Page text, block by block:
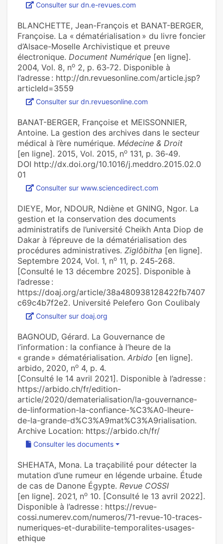
Consulter sur dn.e-revues.com
BLANCHETTE, Jean-François et BANAT-BERGER,
Françoise. La « dématérialisation » du livre foncier
d’Alsace-Moselle Archivistique et preuve
électronique. Document Numérique [en ligne].
2004, Vol. 8, no 2, p. 63‑72. Disponible à
l’adresse : http://dn.revuesonline.com/article.jsp?
articleId=3559
Consulter sur dn.revuesonline.com
BANAT-BERGER, Françoise et MEISSONNIER,
Antoine. La gestion des archives dans le secteur
médical à l’ère numérique. Médecine & Droit
[en ligne]. 2015, Vol. 2015, no 131, p. 36‑49.
DOI http://dx.doi.org/10.1016/j.meddro.2015.02.0
01
Consulter sur www.sciencedirect.com
DIEYE, Mor, NDOUR, Ndiène et GNING, Ngor. La
gestion et la conservation des documents
administratifs de l’université Cheikh Anta Diop de
Dakar à l’épreuve de la dématérialisation des
procédures administratives. Ziglôbitha [en ligne].
Septembre 2024, Vol. 1, no 11, p. 245‑268.
[Consulté le 13 décembre 2025]. Disponible à
l’adresse :
https://doaj.org/article/38a480938128422fb7407
c69c4b7f2e2. Université Pelefero Gon Coulibaly
Consulter sur doaj.org
BAGNOUD, Gérard. La Gouvernance de
l’information : la confiance à l’heure de la
« grande » dématérialisation. Arbido [en ligne].
arbido, 2020, no 4, p. 4.
[Consulté le 14 avril 2021]. Disponible à l’adresse :
https://arbido.ch/fr/edition-
article/2020/dematerialisation/la-gouvernance-
de-linformation-la-confiance-%C3%A0-lheure-
de-la-grande-d%C3%A9mat%C3%A9rialisation.
Archive Location: https://arbido.ch/fr/
Consulter les documents
SHEHATA, Mona. La traçabilité pour détecter la
mutation d’une rumeur en légende urbaine. Étude
de cas de Danone Égypte. Revue COSSI
[en ligne]. 2021, no 10. [Consulté le 13 avril 2022].
Disponible à l’adresse : https://revue-
cossi.numerev.com/numeros/71-revue-10-traces-
numeriques-et-durabilite-temporalites-usages-
ethique